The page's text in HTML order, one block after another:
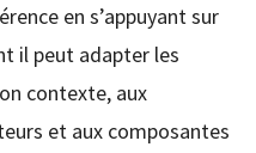
en s’appuyant sur
il peut adapter les
contexte, aux
et aux composantes